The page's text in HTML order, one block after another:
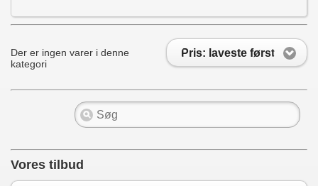
Pris: laveste først
Der er ingen varer i denne
kategori
Vores tilbud